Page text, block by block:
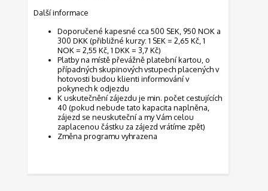
Další informace
Doporučené kapesné cca 500 SEK, 950 NOK a
300 DKK (přibližné kurzy: 1 SEK = 2,65 Kč, 1
NOK = 2,55 Kč, 1 DKK = 3,7 Kč)
Platby na místě převážně platební kartou, o
případných skupinových vstupech placených v
hotovosti budou klienti informování v
pokynech k odjezdu
K uskutečnění zájezdu je min. počet cestujících
40 (pokud nebude tato kapacita naplněna,
zájezd se neuskuteční a my Vám celou
zaplacenou částku za zájezd vrátíme zpět)
Změna programu vyhrazena